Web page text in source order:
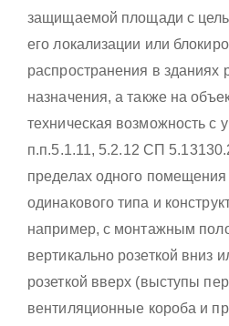
защищаемой площади с
его локализации или
распространения в зданиях
назначения, а также на
техническая возможность с
п.п.5.1.11, 5.2.12 СП
пределах одного помещения
одинакового типа и
например, с монтажным
вертикально розеткой вниз
розеткой вверх (выступы
вентиляционные короба и